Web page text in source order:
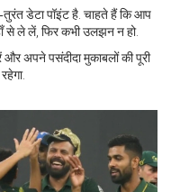
डेटा पॉइंट है. चाहते हैं कि आप
से ले लें, फिर कभी उलझन न हो.
अपने पसंदीदा मुकाबलों की पूरी